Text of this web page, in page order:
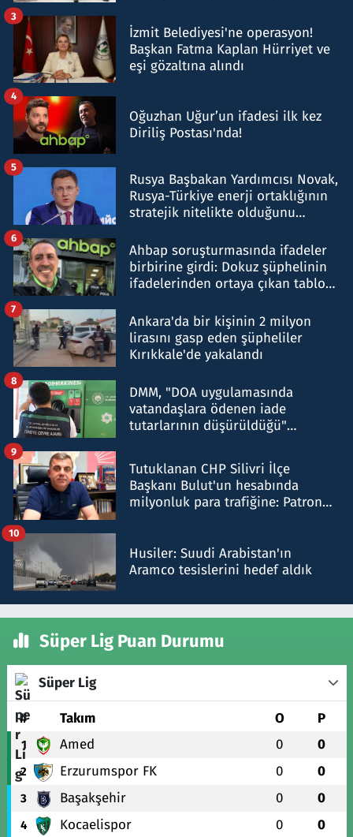
İzmit Belediyesi'ne operasyon!
Başkan Fatma Kaplan Hürriyet ve
eşi gözaltına alındı
3
Oğuzhan Uğur’un ifadesi ilk kez
Diriliş Postası'nda!
4
Rusya Başbakan Yardımcısı Novak,
Rusya-Türkiye enerji ortaklığının
stratejik nitelikte olduğunu
5
Ahbap soruşturmasında ifadeler
birbirine girdi: Dokuz şüphelinin
ifadelerinden ortaya çıkan tablo
6
Ankara'da bir kişinin 2 milyon
lirasını gasp eden şüpheliler
Kırıkkale'de yakalandı
7
DMM, "DOA uygulamasında
vatandaşlara ödenen iade
tutarlarının düşürüldüğü"
8
Tutuklanan CHP Silivri İlçe
Başkanı Bulut'un hesabında
milyonluk para trafiğine: Patron
9
Husiler: Suudi Arabistan'ın
Aramco tesislerini hedef aldık
10
Süper Lig Puan Durumu
Süper Lig
# Takım O P
1 Amed 0 0
2 Erzurumspor FK 0 0
3 Başakşehir 0 0
4 Kocaelispor 0 0